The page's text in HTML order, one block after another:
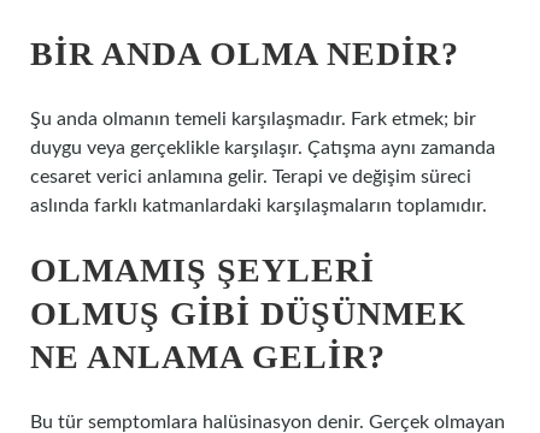
BIR ANDA OLMA NEDIR?
Şu anda olmanın temeli karşılaşmadır. Fark etmek; bir
duygu veya gerçeklikle karşılaşır. Çatışma aynı zamanda
cesaret verici anlamına gelir. Terapi ve değişim süreci
aslında farklı katmanlardaki karşılaşmaların toplamıdır.
OLMAMIŞ ŞEYLERI
OLMUŞ GIBI DÜŞÜNMEK
NE ANLAMA GELIR?
Bu tür semptomlara halüsinasyon denir. Gerçek olmayan